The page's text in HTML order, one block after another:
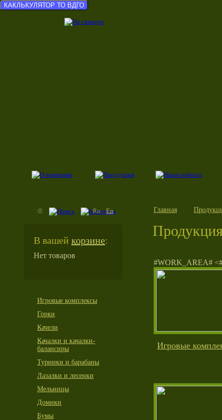
КАКЛЬКУЛЯТОР ТО ВДГО
Ru En
В вашей корзине:
Нет товаров
Игровые комплексы
Горки
Качели
Качалки и качалки-
балансиры
Турники и барабаны
Лазалки и лесенки
Мельницы
Домики
Бумы
Главная
#WORK_AREA#
Игровые